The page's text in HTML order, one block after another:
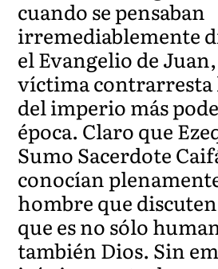
cuando se pensaban
irremediablemente
el Evangelio de
víctima contrarresta
del imperio más
época. Claro que
Sumo Sacerdote
conocían
hombre que
que es no sólo
también Dios. Sin